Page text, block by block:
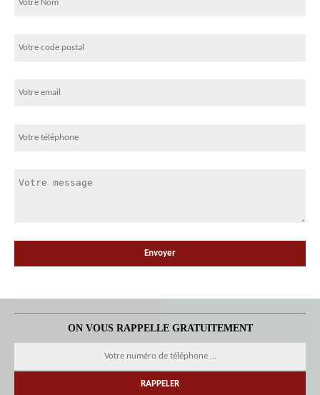
ON VOUS RAPPELLE GRATUITEMENT